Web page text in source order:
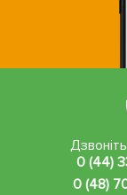
0 (44)
0 (48)